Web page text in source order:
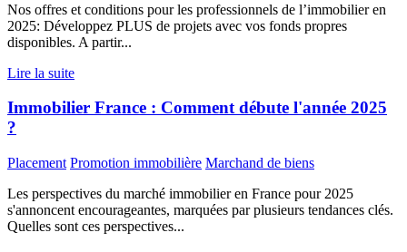
Nos offres et conditions pour les professionnels de l’immobilier en
2025: Développez PLUS de projets avec vos fonds propres
disponibles. A partir...
Lire la suite
Immobilier France : Comment débute l'année 2025
?
Placement Promotion immobilière Marchand de biens
Les perspectives du marché immobilier en France pour 2025
s'annoncent encourageantes, marquées par plusieurs tendances clés.
Quelles sont ces perspectives...